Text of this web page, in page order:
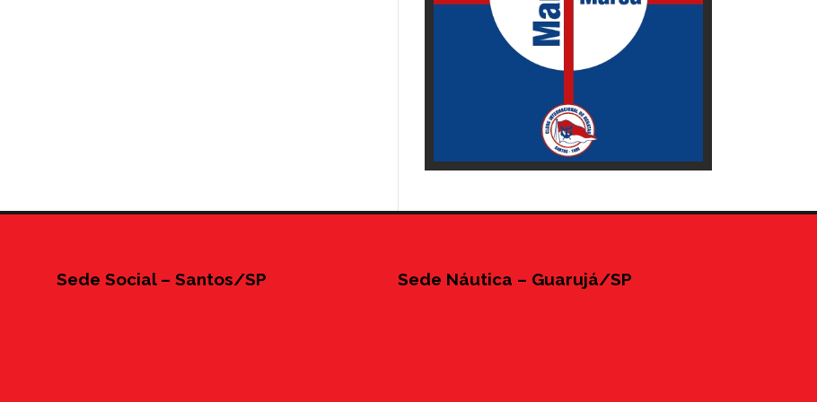
Sede Social – Santos/SP Sede Náutica – Guarujá/SP